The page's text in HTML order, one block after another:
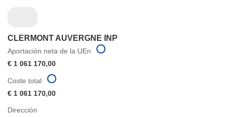
CLERMONT AUVERGNE INP
Aportación neta de la UEn
€ 1 061 170,00
Dirección
Coste total
€ 1 061 170,00